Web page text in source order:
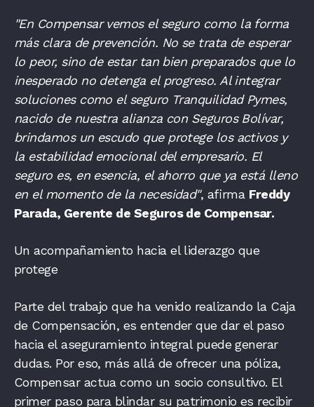
"En Compensar vemos el seguro como la forma
más clara de prevención. No se trata de esperar
lo peor, sino de estar tan bien preparados que lo
inesperado no detenga el progreso. Al integrar
soluciones como el seguro Tranquilidad Pymes,
nacido de nuestra alianza con Seguros Bolívar,
brindamos un escudo que protege los activos y
la estabilidad emocional del empresario. El
seguro es, en esencia, el ahorro que ya está lleno
en el momento de la necesidad", afirma Freddy
Parada, Gerente de Seguros de Compensar.
Un acompañamiento hacia el liderazgo que
protege
Parte del trabajo que ha venido realizando la Caja
de Compensación, es entender que dar el paso
hacia el aseguramiento integral puede generar
dudas. Por eso, más allá de ofrecer una póliza,
Compensar actua como un socio consultivo. El
primer paso para blindar su patrimonio es recibir